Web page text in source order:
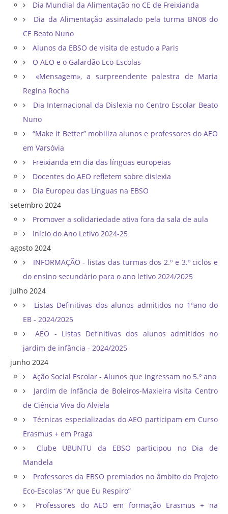
Dia Mundial da Alimentação no CE de Freixianda
Dia da Alimentação assinalado pela turma BN08 do
CE Beato Nuno
Alunos da EBSO de visita de estudo a Paris
O AEO e o Galardão Eco-Escolas
«Mensagem», a surpreendente palestra de Maria
Regina Rocha
Dia Internacional da Dislexia no Centro Escolar Beato
Nuno
“Make it Better” mobiliza alunos e professores do AEO
em Varsóvia
Freixianda em dia das línguas europeias
Docentes do AEO refletem sobre dislexia
Dia Europeu das Línguas na EBSO
setembro 2024
Promover a solidariedade ativa fora da sala de aula
Início do Ano Letivo 2024-25
agosto 2024
INFORMAÇÃO - listas das turmas dos 2.º e 3.º ciclos e
do ensino secundário para o ano letivo 2024/2025
julho 2024
Listas Definitivas dos alunos admitidos no 1ºano do
EB - 2024/2025
AEO - Listas Definitivas dos alunos admitidos no
jardim de infância - 2024/2025
junho 2024
Ação Social Escolar - Alunos que ingressam no 5.º ano
Jardim de Infância de Boleiros-Maxieira visita Centro
de Ciência Viva do Alviela
Técnicas especializadas do AEO participam em Curso
Erasmus + em Praga
Clube UBUNTU da EBSO participou no Dia de
Mandela
Professores da EBSO premiados no âmbito do Projeto
Eco-Escolas “Ar que Eu Respiro”
Professores do AEO em formação Erasmus + na